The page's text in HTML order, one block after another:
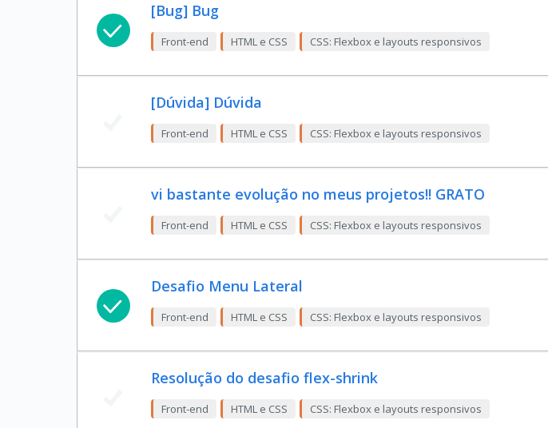
[Bug] Bug
Front-end HTML e CSS CSS: Flexbox e layouts responsivos
[Dúvida] Dúvida
Front-end HTML e CSS CSS: Flexbox e layouts responsivos
vi bastante evolução no meus projetos!! GRATO
Front-end HTML e CSS CSS: Flexbox e layouts responsivos
Desafio Menu Lateral
Front-end HTML e CSS CSS: Flexbox e layouts responsivos
Resolução do desafio flex-shrink
Front-end HTML e CSS CSS: Flexbox e layouts responsivos